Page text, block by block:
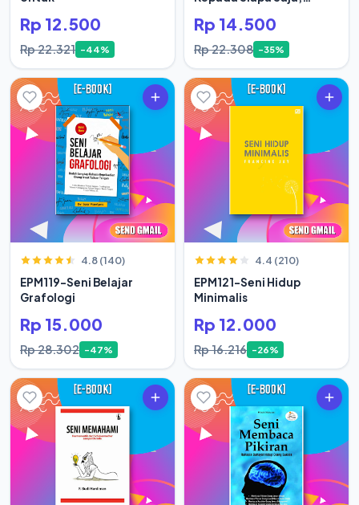
Rp 12.500
Rp 22.321 -44%
Rp 14.500
Rp 22.308 -35%
4.8 (140)
EPM119-Seni Belajar
Grafologi
Rp 15.000
Rp 28.302 -47%
4.4 (210)
EPM121-Seni Hidup
Minimalis
Rp 12.000
Rp 16.216 -26%